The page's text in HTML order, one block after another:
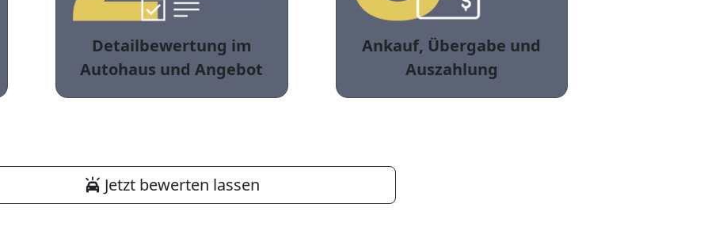
Detailbewertung im
Autohaus und Angebot
Ankauf, Übergabe und
Auszahlung
Jetzt bewerten lassen